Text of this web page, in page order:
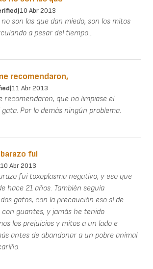
10 Abr 2013
son las que dan miedo, son los mitos
a pesar del tiempo...
recomendaron,
11 Abr 2013
recomendaron, que no limpiase el
Por lo demás ningún problema.
fui
10 Abr 2013
fui toxoplasma negativo, y eso que
hace 21 años. También seguía
gatos, con la precaución eso sí de
guantes, y jamás he tenido
los prejuicios y mitos a un lado e
antes de abandonar a un pobre animal